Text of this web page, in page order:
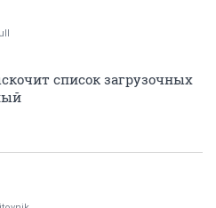
список загрузочных